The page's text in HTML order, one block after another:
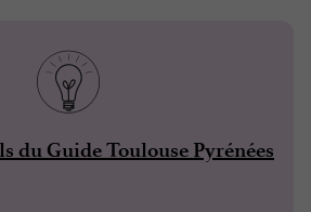
du Guide Toulouse Pyrénées